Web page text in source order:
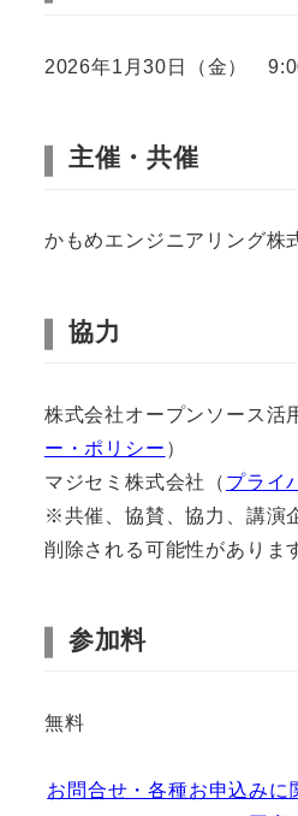
2026年1月30日（金）
主催・共催
かもめエンジニアリング株
協力
株式会社オープンソース活
ー・ポリシー ）
マジセミ株式会社（ プライ
※共催、協賛、協力、講演
削除される可能性がありま
参加料
無料
お問合せ・各種お申込みに